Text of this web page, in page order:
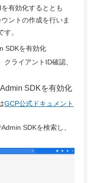
有効化するととも
ントの作成を行いま
。
SDKを有効化
ライアントID確認、
SDKを有効化
GCP公式ドキュメント
SDKを検索し、